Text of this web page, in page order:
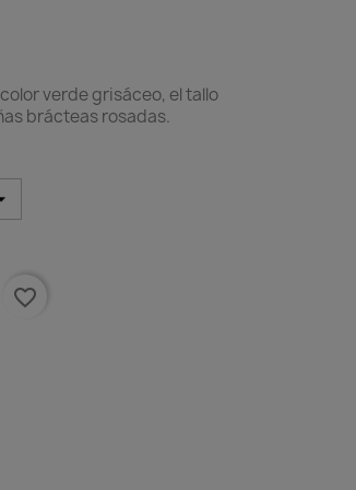
verde grisáceo, el tallo
brácteas rosadas.
favorite_border